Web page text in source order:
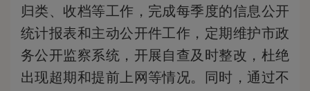
归类、收档等工作，完成每季度的信息公开
统计报表和主动公开件工作，定期维护市政
务公开监察系统，开展自查及时整改，杜绝
出现超期和提前上网等情况。同时，通过不